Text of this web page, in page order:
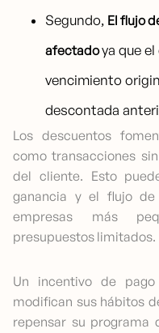
Segundo, El flujo
afectadoya que
vencimiento
descontada
Los descuentos
como transacciones
del cliente. Esto
ganancia y el flujo
empresas más
presupuestos limitados.
Un incentivo de
modifican sus hábitos
repensar su programa